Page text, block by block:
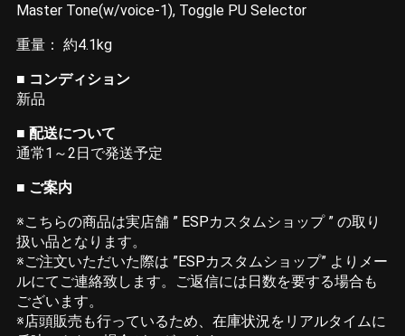
Master Tone(w/voice-1), Toggle PU Selector
重量： 約4.1kg
■ コンディション
新品
■ 配送について
通常1～2日で発送予定
■ ご案内
※こちらの商品は実店舗 ” ESPカスタムショップ ” の取り
扱い品となります。
※ご注文いただいた際は ”ESPカスタムショップ” よりメー
ルにてご連絡致します。ご返信には日数を要する場合も
ございます。
※店頭販売も行っているため、在庫状況をリアルタイムに